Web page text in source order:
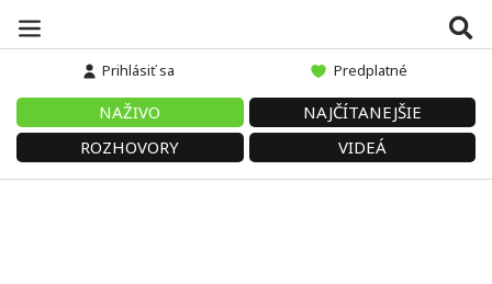
Prihlásiť sa Predplatné
NAŽIVO
NAJČÍTANEJŠIE
ROZHOVORY
VIDEÁ